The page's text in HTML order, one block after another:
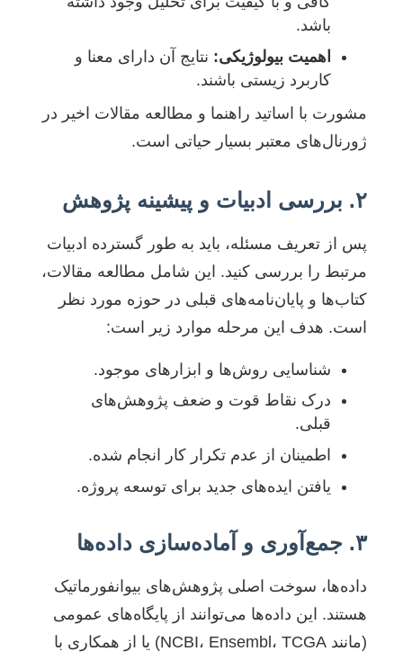
باشد.
اهمیت بیولوژیکی: نتایج آن دارای معنا و
کاربرد زیستی باشند.
مشورت با اساتید راهنما و مطالعه مقالات اخیر در
ژورنال‌های معتبر بسیار حیاتی است.
۲. بررسی ادبیات و پیشینه پژوهش
پس از تعریف مسئله، باید به طور گسترده ادبیات
مرتبط را بررسی کنید. این شامل مطالعه مقالات،
کتاب‌ها و پایان‌نامه‌های قبلی در حوزه مورد نظر
است. هدف این مرحله موارد زیر است:
شناسایی روش‌ها و ابزارهای موجود.
درک نقاط قوت و ضعف پژوهش‌های
قبلی.
اطمینان از عدم تکرار کار انجام شده.
یافتن ایده‌های جدید برای توسعه پروژه.
۳. جمع‌آوری و آماده‌سازی داده‌ها
داده‌ها، سوخت اصلی پژوهش‌های بیوانفورماتیک
هستند. این داده‌ها می‌توانند از پایگاه‌های عمومی
(مانند NCBI، Ensembl، TCGA) یا از همکاری با